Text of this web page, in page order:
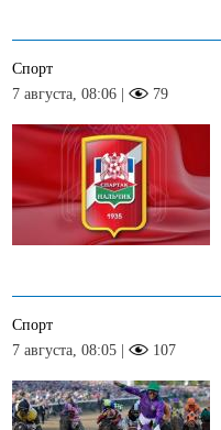
Спорт
7 августа, 08:06 |
79
Спорт
7 августа, 08:05 |
107